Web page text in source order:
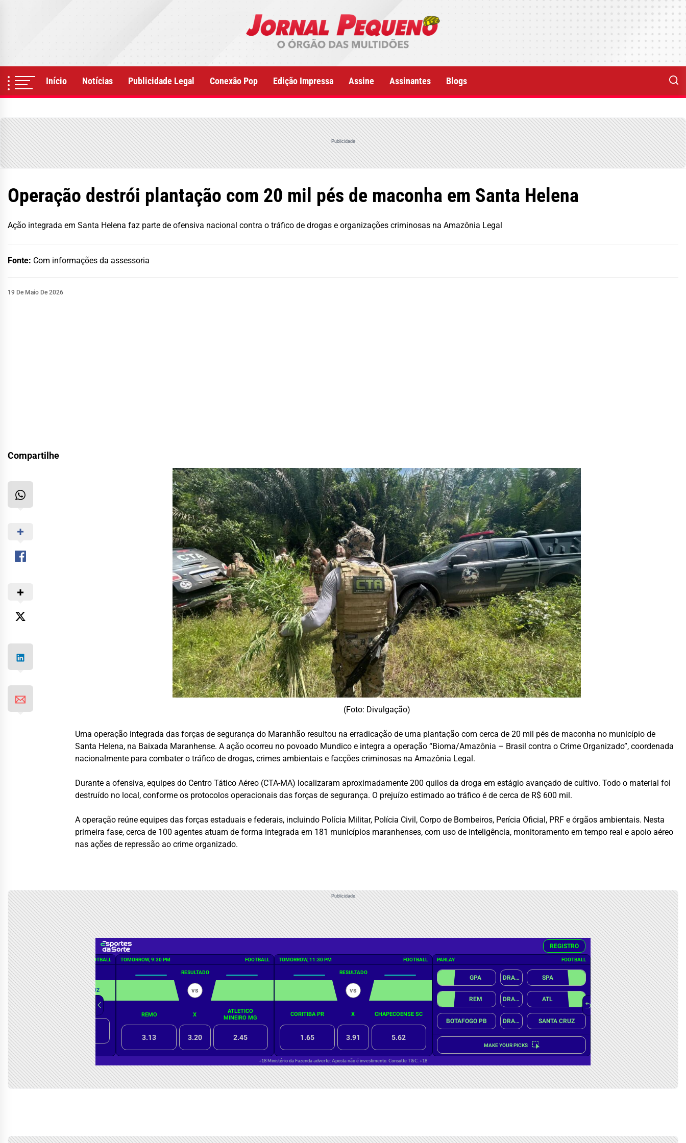
Início Notícias Publicidade Legal Conexão Pop Edição Impressa Assine Assinantes Blogs
Publicidade
Operação destrói plantação com 20 mil pés de maconha em Santa Helena
Ação integrada em Santa Helena faz parte de ofensiva nacional contra o tráfico de drogas e organizações criminosas na Amazônia Legal
Fonte: Com informações da assessoria
19 De Maio De 2026
Compartilhe
(Foto: Divulgação)
Uma operação integrada das forças de segurança do Maranhão resultou na erradicação de uma plantação com cerca de 20 mil pés de maconha no município de
Santa Helena, na Baixada Maranhense. A ação ocorreu no povoado Mundico e integra a operação “Bioma/Amazônia – Brasil contra o Crime Organizado”, coordenada
nacionalmente para combater o tráfico de drogas, crimes ambientais e facções criminosas na Amazônia Legal.
Durante a ofensiva, equipes do Centro Tático Aéreo (CTA-MA) localizaram aproximadamente 200 quilos da droga em estágio avançado de cultivo. Todo o material foi
destruído no local, conforme os protocolos operacionais das forças de segurança. O prejuízo estimado ao tráfico é de cerca de R$ 600 mil.
A operação reúne equipes das forças estaduais e federais, incluindo Polícia Militar, Polícia Civil, Corpo de Bombeiros, Perícia Oficial, PRF e órgãos ambientais. Nesta
primeira fase, cerca de 100 agentes atuam de forma integrada em 181 municípios maranhenses, com uso de inteligência, monitoramento em tempo real e apoio aéreo
nas ações de repressão ao crime organizado.
Publicidade